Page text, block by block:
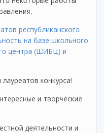
республиканского
на базе школьного
центра (ШИБЦ) и
конкурса!
и творческие
деятельности и